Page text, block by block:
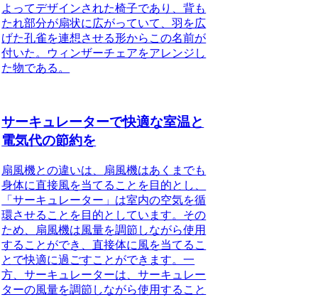
よってデザインされた椅子であり、背も
たれ部分が扇状に広がっていて、羽を広
げた孔雀を連想させる形からこの名前が
付いた。ウィンザーチェアをアレンジし
た物である。
サーキュレーターで快適な室温と
電気代の節約を
扇風機との違いは、
扇風機はあくまでも
身体に直接風を当てることを目的とし、
「サーキュレーター」は室内の空気を循
環させることを目的としています。その
ため、
扇風機は風量を調節しながら使用
することができ、直接体に風を当てるこ
とで快適に過ごすことができます。一
方、サーキュレーターは、サーキュレー
ターの風量を調節しながら使用すること